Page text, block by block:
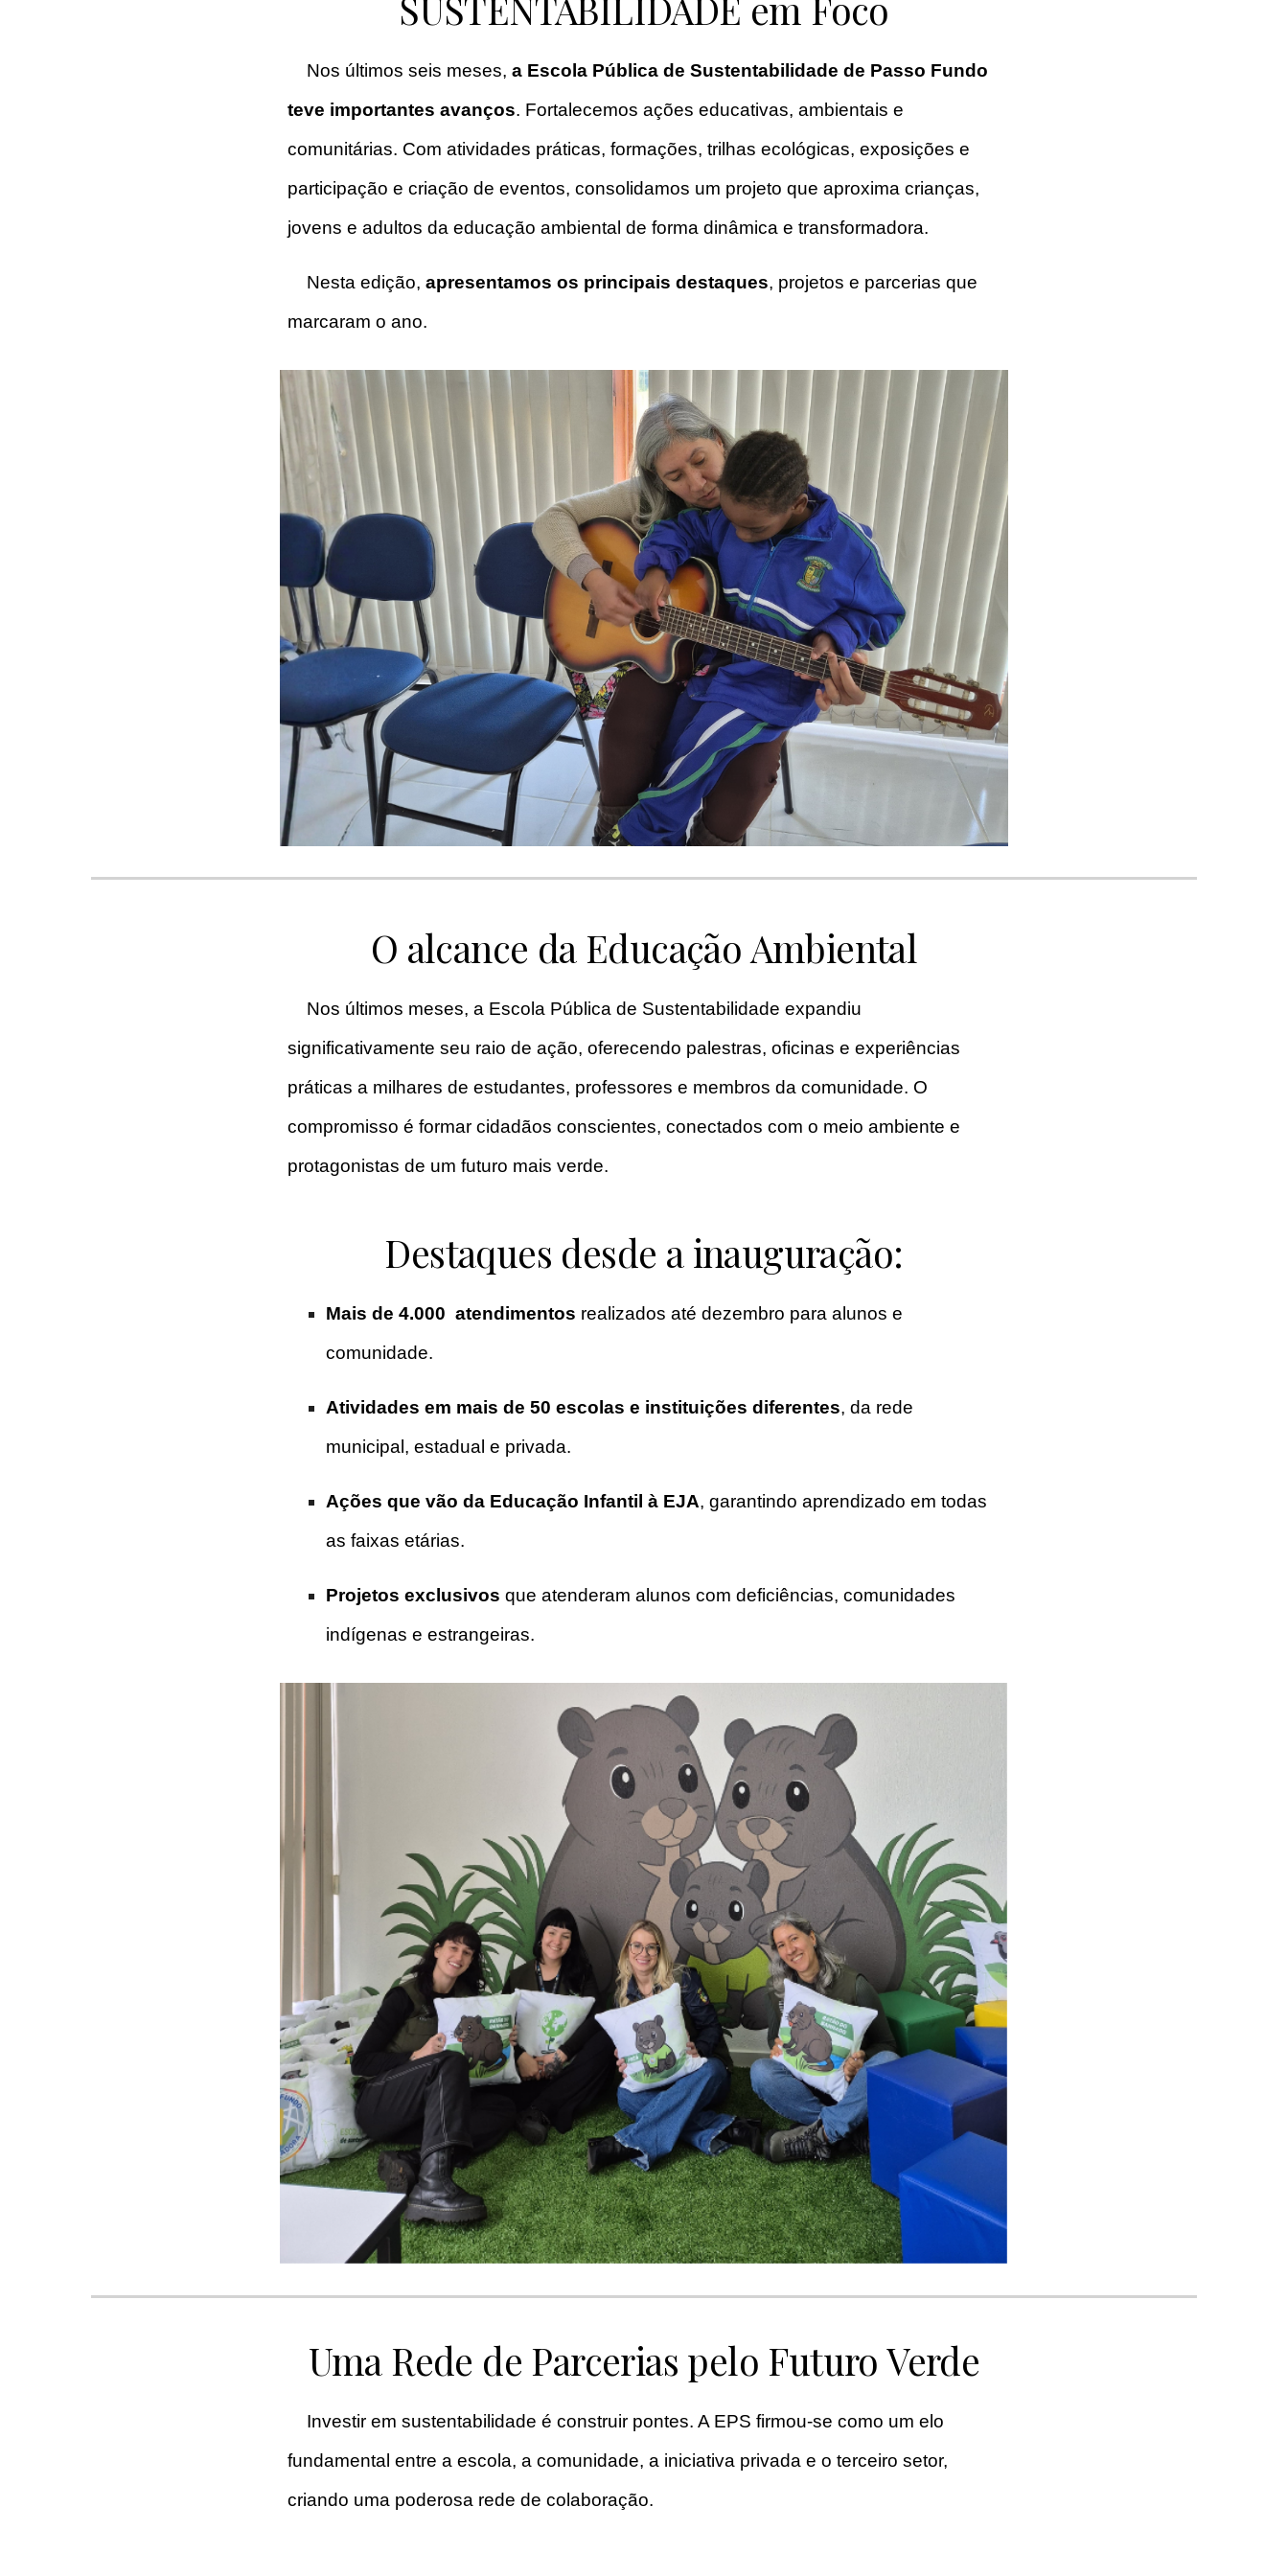
Nos últimos seis meses,a Escola Pública de Sustentabilidade de Passo Fundo
teve importantes avanços. Fortalecemos ações educativas, ambientais e
comunitárias. Com atividades práticas, formações, trilhas ecológicas, exposições e
participação e criação de eventos, consolidamos um projeto que aproxima crianças,
jovens e adultos da educação ambiental de forma dinâmica e transformadora.
Nesta edição,apresentamos os principais destaques, projetos e parcerias que
marcaram o ano.
O alcance da Educação Ambiental
Nos últimos meses, a Escola Pública de Sustentabilidade expandiu
significativamente seu raio de ação, oferecendo palestras, oficinas e experiências
práticas a milhares de estudantes, professores e membros da comunidade. O
compromisso é formar cidadãos conscientes, conectados com o meio ambiente e
protagonistas de um futuro mais verde.
Destaques desde a inauguração:
Mais de 4.000 atendimentos realizados até dezembro para alunos e
comunidade.
Atividades em mais de 50 escolas e instituições diferentes, da rede
municipal, estadual e privada.
Ações que vão da Educação Infantil à EJA, garantindo aprendizado em todas
as faixas etárias.
Projetos exclusivos que atenderam alunos com deficiências, comunidades
indígenas e estrangeiras.
Uma Rede de Parcerias pelo Futuro Verde
Investir em sustentabilidade é construir pontes. A EPS firmou-se como um elo
fundamental entre a escola, a comunidade, a iniciativa privada e o terceiro setor,
criando uma poderosa rede de colaboração.